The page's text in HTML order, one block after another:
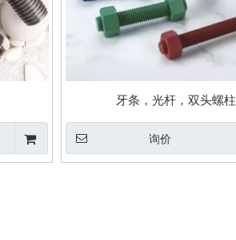
牙条，光杆，双头螺柱
询价